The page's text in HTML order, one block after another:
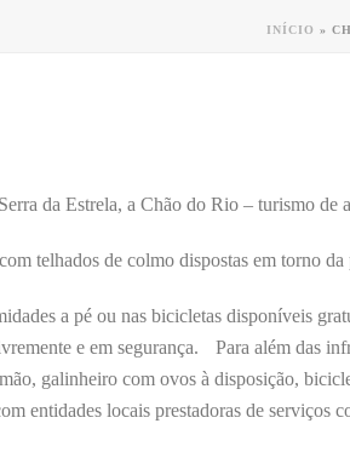
INÍCIO »
da Estrela, a Chão do Rio – turismo de
telhados de colmo dispostas em torno
a pé ou nas bicicletas disponíveis
e em segurança. Para além das
galinheiro com ovos à disposição,
entidades locais prestadoras de serviços